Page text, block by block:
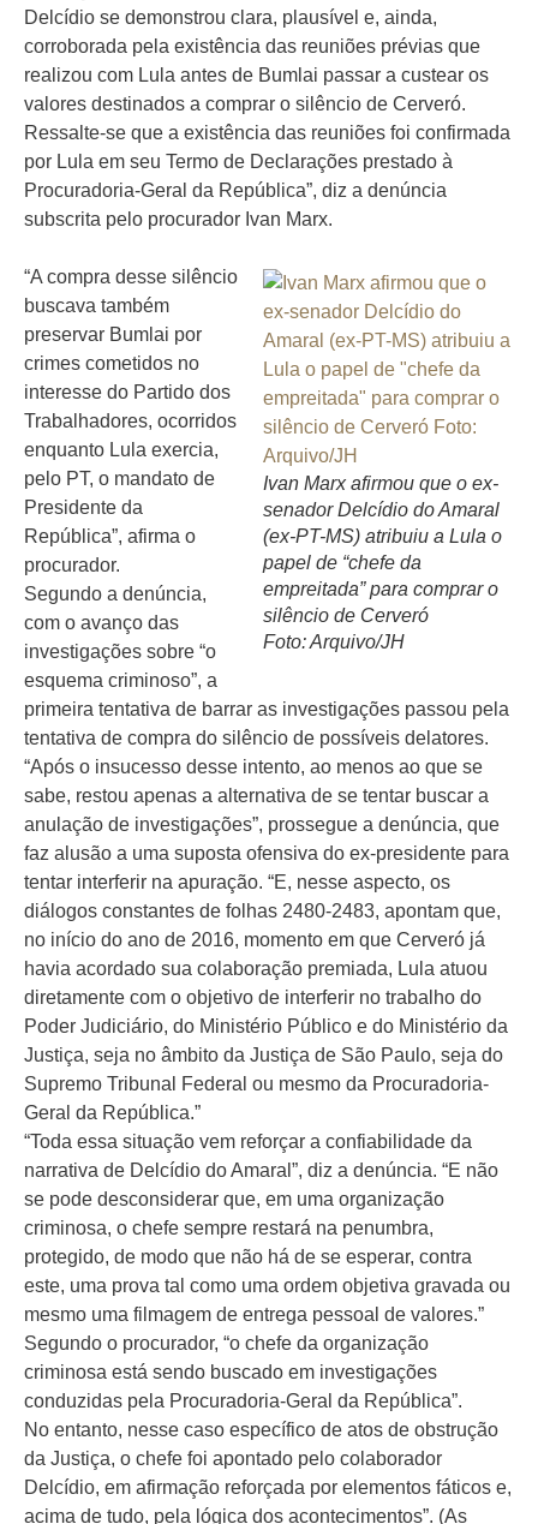
Delcídio se demonstrou clara, plausível e, ainda,
corroborada pela existência das reuniões prévias que
realizou com Lula antes de Bumlai passar a custear os
valores destinados a comprar o silêncio de Cerveró.
Ressalte-se que a existência das reuniões foi confirmada
por Lula em seu Termo de Declarações prestado à
Procuradoria-Geral da República”, diz a denúncia
subscrita pelo procurador Ivan Marx.
Ivan Marx afirmou que o ex-
senador Delcídio do Amaral
(ex-PT-MS) atribuiu a Lula o
papel de “chefe da
empreitada” para comprar o
silêncio de Cerveró
Foto: Arquivo/JH
“A compra desse silêncio
buscava também
preservar Bumlai por
crimes cometidos no
interesse do Partido dos
Trabalhadores, ocorridos
enquanto Lula exercia,
pelo PT, o mandato de
Presidente da
República”, afirma o
procurador.
Segundo a denúncia,
com o avanço das
investigações sobre “o
esquema criminoso”, a
primeira tentativa de barrar as investigações passou pela
tentativa de compra do silêncio de possíveis delatores.
“Após o insucesso desse intento, ao menos ao que se
sabe, restou apenas a alternativa de se tentar buscar a
anulação de investigações”, prossegue a denúncia, que
faz alusão a uma suposta ofensiva do ex-presidente para
tentar interferir na apuração. “E, nesse aspecto, os
diálogos constantes de folhas 2480-2483, apontam que,
no início do ano de 2016, momento em que Cerveró já
havia acordado sua colaboração premiada, Lula atuou
diretamente com o objetivo de interferir no trabalho do
Poder Judiciário, do Ministério Público e do Ministério da
Justiça, seja no âmbito da Justiça de São Paulo, seja do
Supremo Tribunal Federal ou mesmo da Procuradoria-
Geral da República.”
“Toda essa situação vem reforçar a confiabilidade da
narrativa de Delcídio do Amaral”, diz a denúncia. “E não
se pode desconsiderar que, em uma organização
criminosa, o chefe sempre restará na penumbra,
protegido, de modo que não há de se esperar, contra
este, uma prova tal como uma ordem objetiva gravada ou
mesmo uma filmagem de entrega pessoal de valores.”
Segundo o procurador, “o chefe da organização
criminosa está sendo buscado em investigações
conduzidas pela Procuradoria-Geral da República”.
No entanto, nesse caso específico de atos de obstrução
da Justiça, o chefe foi apontado pelo colaborador
Delcídio, em afirmação reforçada por elementos fáticos e,
acima de tudo, pela lógica dos acontecimentos”. (As